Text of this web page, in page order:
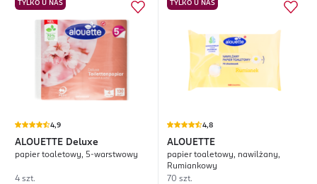
TYLKO U NAS
4,9
ALOUETTE Deluxe
papier toaletowy, 5-warstwowy
4 szt.
TYLKO U NAS
4,8
ALOUETTE
papier toaletowy, nawilżany,
Rumiankowy
70 szt.